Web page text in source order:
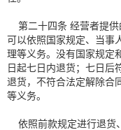
第二十四条 经营者提供
可以依照国家规定、当事
理等义务。没有国家规定
日起七日内退货；七日后
退货，不符合法定解除合
等义务。
依照前款规定进行退货